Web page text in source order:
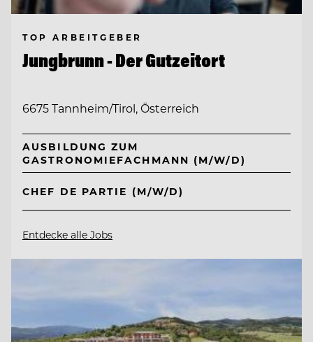
TOP ARBEITGEBER
Jungbrunn - Der Gutzeitort
6675 Tannheim/Tirol, Österreich
AUSBILDUNG ZUM
GASTRONOMIEFACHMANN (M/W/D)
CHEF DE PARTIE (M/W/D)
Entdecke alle Jobs